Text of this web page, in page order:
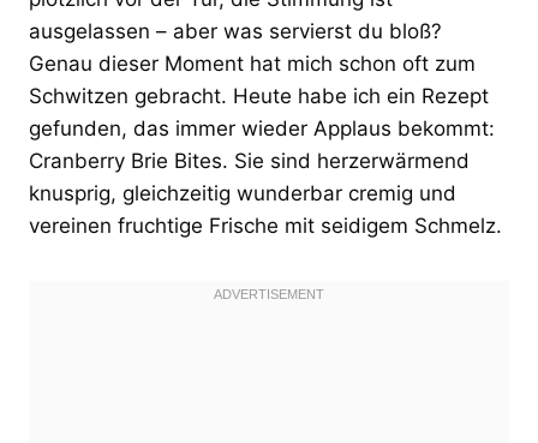
ausgelassen – aber was servierst du bloß?
Genau dieser Moment hat mich schon oft zum
Schwitzen gebracht. Heute habe ich ein Rezept
gefunden, das immer wieder Applaus bekommt:
Cranberry Brie Bites. Sie sind herzerwärmend
knusprig, gleichzeitig wunderbar cremig und
vereinen fruchtige Frische mit seidigem Schmelz.